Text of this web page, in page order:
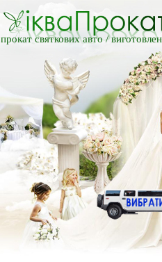
прокат святкових авто /